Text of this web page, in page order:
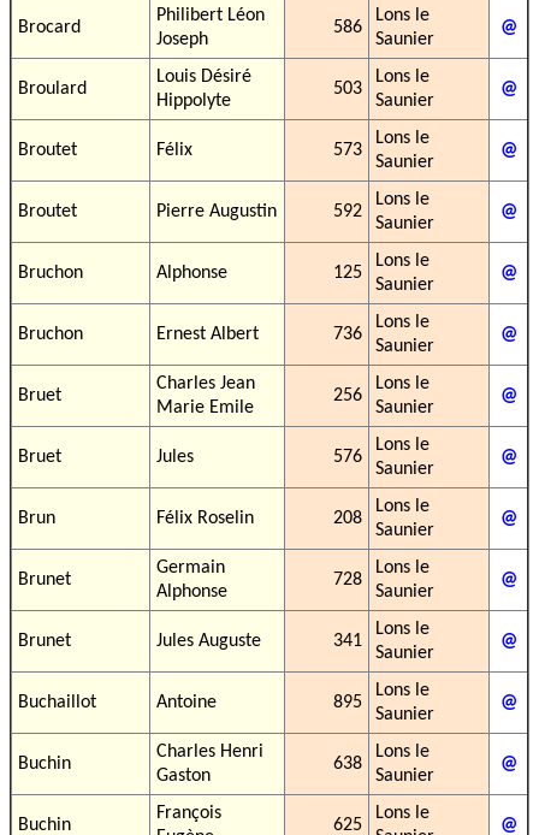
Brocard
Philibert Léon
Joseph
586
Lons le
Saunier
@
Broulard
Louis Désiré
Hippolyte
503
Lons le
Saunier
@
Broutet Félix 573
Lons le
Saunier
@
Broutet Pierre Augustin 592
Lons le
Saunier
@
Bruchon Alphonse 125
Lons le
Saunier
@
Bruchon Ernest Albert 736
Lons le
Saunier
@
Bruet
Charles Jean
Marie Emile
256
Lons le
Saunier
@
Bruet Jules 576
Lons le
Saunier
@
Brun Félix Roselin 208
Lons le
Saunier
@
Brunet
Germain
Alphonse
728
Lons le
Saunier
@
Brunet Jules Auguste 341
Lons le
Saunier
@
Buchaillot Antoine 895
Lons le
Saunier
@
Buchin
Charles Henri
Gaston
638
Lons le
Saunier
@
Buchin
François
625
Lons le
@